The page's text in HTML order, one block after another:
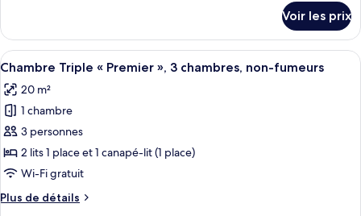
avec
lits
jumeaux,
fumeurs,
en
angle
(Hollywood
Twin,
27sqm,
2
le
type
de
Chambre
Deluxe
lits
jumeaux,
fumeurs,
en
angle
Voir les prix
Afficher
toutes
les
photos
pour
ce
type
chambre :
Une chambre d’hôtel avec deux
17
Chambre Triple « Premier », 3 chambres, non-fumeurs
20 m²
1 chambre
3 personnes
2 lits 1 place et 1 canapé-lit (1 place)
Wi-Fi gratuit
Plus de détails
Plus